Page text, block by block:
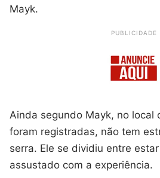
Mayk.
PUBLICIDADE
Ainda segundo Mayk, no local
foram registradas, não tem
serra. Ele se dividiu entre
assustado com a experiência.